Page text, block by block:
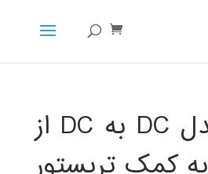
طراحی مبدل DC به DC از